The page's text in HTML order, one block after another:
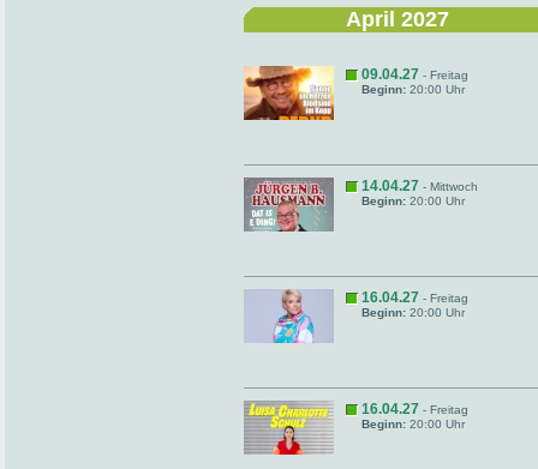
April 2027
09.04.27 - Freitag
Beginn: 20:00 Uhr
14.04.27 - Mittwoch
Beginn: 20:00 Uhr
16.04.27 - Freitag
Beginn: 20:00 Uhr
16.04.27 - Freitag
Beginn: 20:00 Uhr